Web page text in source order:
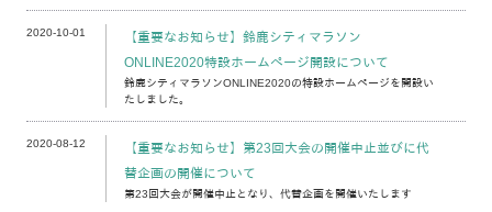
2020-10-01
【重要なお知らせ】鈴鹿シティマラソン
ONLINE2020特設ホームページ開設について
鈴鹿シティマラソンONLINE2020の特設ホームページを開設い
たしました。
2020-08-12
【重要なお知らせ】第23回大会の開催中止並びに代
替企画の開催について
第23回大会が開催中止となり、代替企画を開催いたします